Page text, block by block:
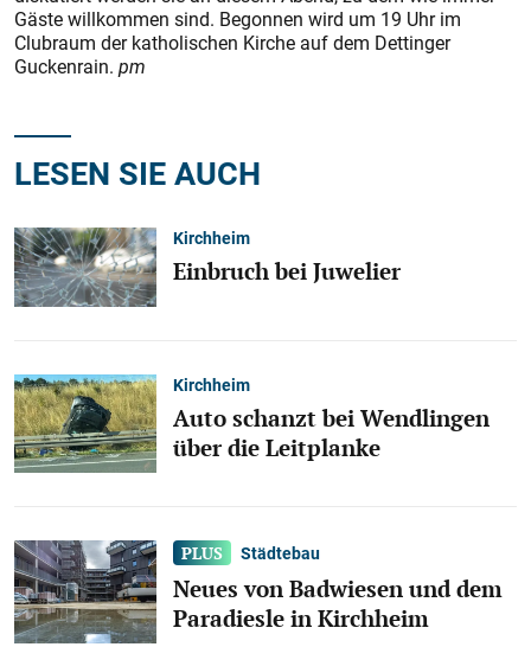
Gäste willkommen sind. Begonnen wird um 19 Uhr im
Clubraum der katholischen Kirche auf dem Dettinger
Guckenrain. pm
LESEN SIE AUCH
Kirchheim
Einbruch bei Juwelier
Kirchheim
Auto schanzt bei Wendlingen
über die Leitplanke
Städtebau
Neues von Badwiesen und dem
Paradiesle in Kirchheim